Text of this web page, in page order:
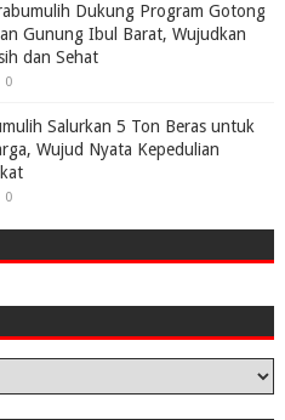
Dukung Program Gotong
Gunung Ibul Barat, Wujudkan
dan Sehat
0
Salurkan 5 Ton Beras untuk
Wujud Nyata Kepedulian
0